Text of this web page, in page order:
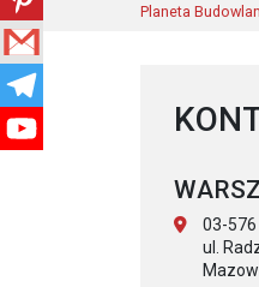
Planeta
03-
ul.